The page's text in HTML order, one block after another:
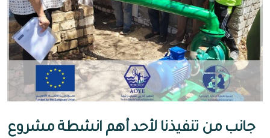
جانب من تنفيذنا لأحد أهم انشطة مشروع